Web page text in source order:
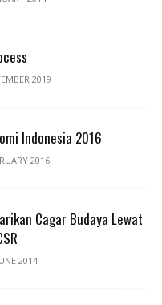
2019
Indonesia 2016
2016
Cagar Budaya Lewat
2014